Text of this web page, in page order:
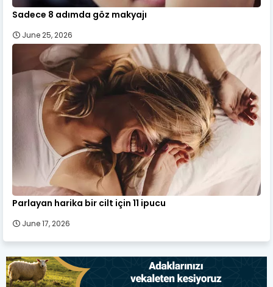
Sadece 8 adımda göz makyajı
June 25, 2026
Parlayan harika bir cilt için 11 ipucu
June 17, 2026